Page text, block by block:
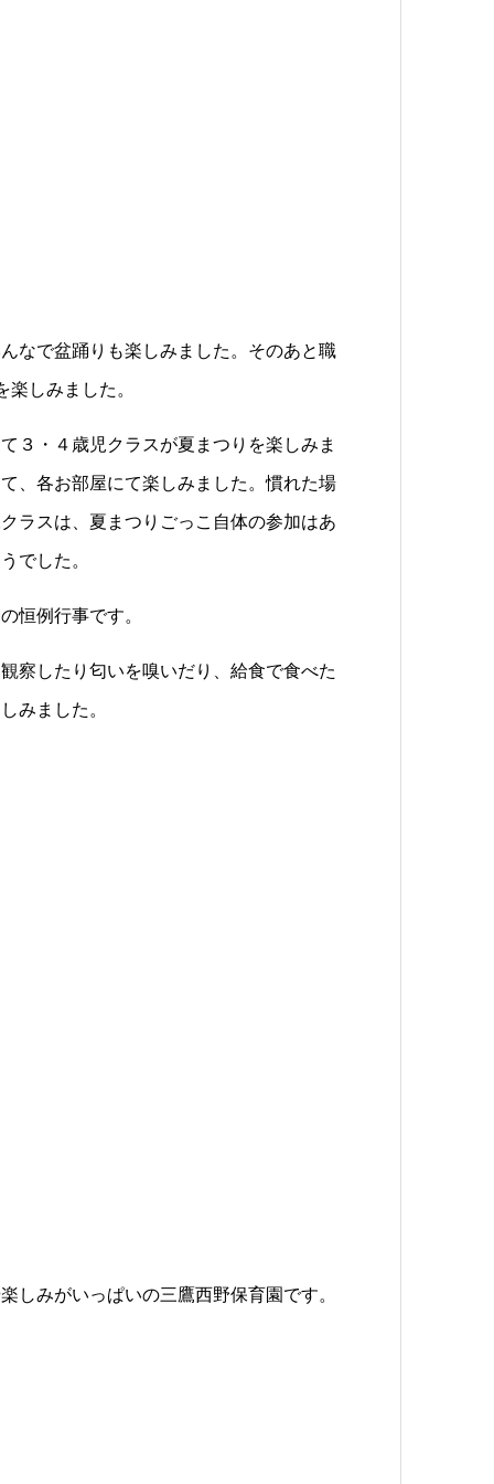
なで盆踊りも楽しみました。そのあと職
しみました。
３・４歳児クラスが夏まつりを楽しみま
、各お部屋にて楽しみました。慣れた場
ラスは、夏まつりごっこ自体の参加はあ
でした。
恒例行事です。
察したり匂いを嗅いだり、給食で食べた
みました。
みがいっぱいの三鷹西野保育園です。